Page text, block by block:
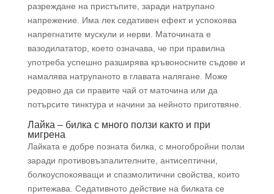
разреждане на пристъпите, заради натрупано
напрежение. Има лек седативен ефект и успокоява
напрегнатите мускули и нерви. Маточината е
вазодилататор, което означава, че при правилна
употреба успешно разширява кръвоносните съдове и
намалява натрупаното в главата налягане. Може
редовно да си правите чай от маточина или да
потърсите тинктура и начини за нейното приготвяне.
Лайка – билка с много ползи както и при
мигрена
Лайката е добре позната билка, с многобройни ползи
заради противовъзпалителните, антисептични,
болкоуспокояващи и спазмолитични свойства, които
притежава. Седативното действие на билката се